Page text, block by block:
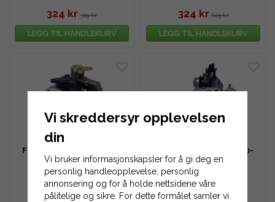
324 kr 519 kr
LEGG TIL HANDLEKURV
324 kr 623 kr
LEGG TIL HANDLEKURV
Forgasser Honda 16100-
Z0L-023
350 kr 519 kr
Forgasser Honda 16100-
ZF6-V01
324 kr 363 kr
Vi skreddersyr opplevelsen
din
Vi bruker informasjonskapsler for å gi deg en
personlig handleopplevelse, personlig
annonsering og for å holde nettsidene våre
pålitelige og sikre. For dette formålet samler vi